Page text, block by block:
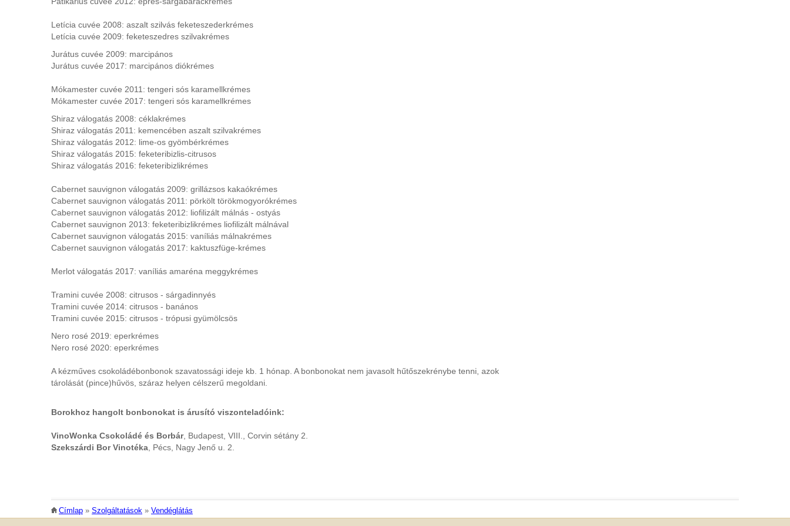
Letícia cuvée 2008: aszalt szilvás feketeszederkrémes
Letícia cuvée 2009: feketeszedres szilvakrémes
Jurátus cuvée 2009: marcipános
Jurátus cuvée 2017: marcipános diókrémes
Mókamester cuvée 2011: tengeri sós karamellkrémes
Mókamester cuvée 2017: tengeri sós karamellkrémes
Shiraz válogatás 2008: céklakrémes
Shiraz válogatás 2011: kemencében aszalt szilvakrémes
Shiraz válogatás 2012: lime-os gyömbérkrémes
Shiraz válogatás 2015: feketeribizlis-citrusos
Shiraz válogatás 2016: feketeribizlikrémes
Cabernet sauvignon válogatás 2009: grillázsos kakaókrémes
Cabernet sauvignon válogatás 2011: pörkölt törökmogyorókrémes
Cabernet sauvignon válogatás 2012: liofilizált málnás - ostyás
Cabernet sauvignon 2013: feketeribizlikrémes liofilizált málnával
Cabernet sauvignon válogatás 2015: vaníliás málnakrémes
Cabernet sauvignon válogatás 2017: kaktuszfüge-krémes
Merlot válogatás 2017: vaníliás amaréna meggykrémes
Tramini cuvée 2008: citrusos - sárgadinnyés
Tramini cuvée 2014: citrusos - banános
Tramini cuvée 2015: citrusos - trópusi gyümölcsös
Nero rosé 2019: eperkrémes
Nero rosé 2020: eperkrémes
A kézműves csokoládébonbonok szavatossági ideje kb. 1 hónap. A bonbonokat nem javasolt hűtőszekrénybe tenni, azok
tárolását (pince)hűvös, száraz helyen célszerű megoldani.
Borokhoz hangolt bonbonokat is árusító viszonteladóink:
VinoWonka Csokoládé és Borbár, Budapest, VIII., Corvin sétány 2.
Szekszárdi Bor Vinotéka , Pécs, Nagy Jenő u. 2.
JELENLEGI HELY
Címlap » Szolgáltatások » Vendéglátás